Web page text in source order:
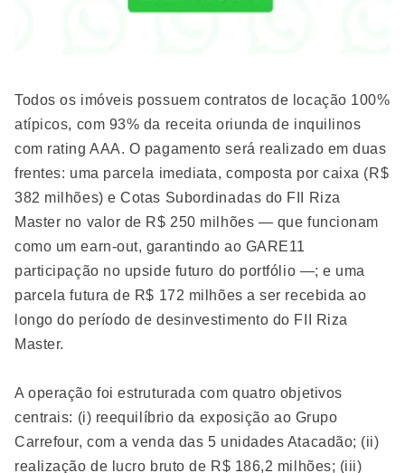
Todos os imóveis possuem contratos de locação 100%
atípicos, com 93% da receita oriunda de inquilinos
com rating AAA. O pagamento será realizado em duas
frentes: uma parcela imediata, composta por caixa (R$
382 milhões) e Cotas Subordinadas do FII Riza
Master no valor de R$ 250 milhões — que funcionam
como um earn-out, garantindo ao GARE11
participação no upside futuro do portfólio —; e uma
parcela futura de R$ 172 milhões a ser recebida ao
longo do período de desinvestimento do FII Riza
Master.
A operação foi estruturada com quatro objetivos
centrais: (i) reequilíbrio da exposição ao Grupo
Carrefour, com a venda das 5 unidades Atacadão; (ii)
realização de lucro bruto de R$ 186,2 milhões; (iii)